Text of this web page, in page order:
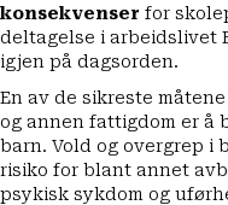
konsekvenser for
deltagelse i arbeidslivet
igjen på dagsorden.
En av de sikreste
og annen fattigdom er å
barn. Vold og overgrep i
risiko for blant annet
psykisk sykdom og